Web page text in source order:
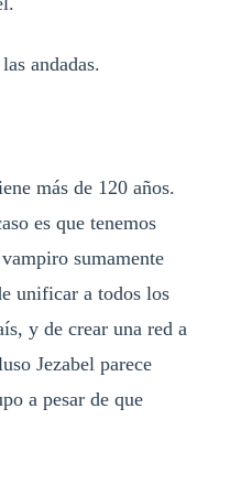
andadas.
más de 120 años.
es que tenemos
sumamente
unificar a todos los
y de crear una red a
Jezabel parece
a pesar de que